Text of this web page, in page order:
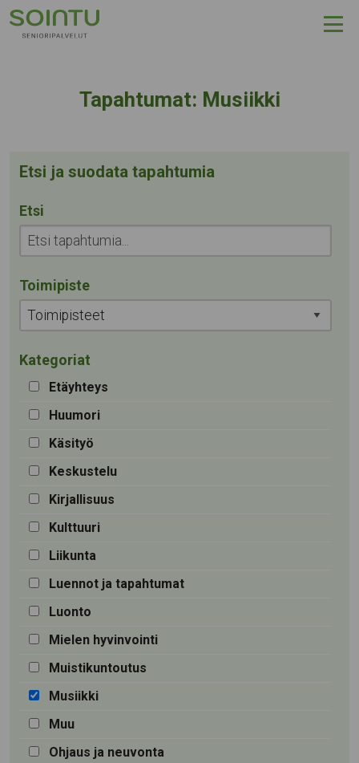
Hyppää sisältöön
Tapahtumat: Kategoria:
Musiikki
Etsi ja suodata tapahtumia
Etsi
Toimipiste
Kategoriat
Etäyhteys
Huumori
Käsityö
Keskustelu
Kirjallisuus
Kulttuuri
Liikunta
Luennot ja tapahtumat
Luonto
Mielen hyvinvointi
Muistikuntoutus
Musiikki
Muu
Ohjaus ja neuvonta